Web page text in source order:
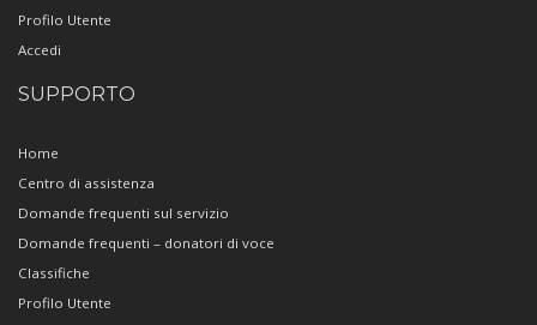
Profilo Utente
Accedi
SUPPORTO
Home
Centro di assistenza
Domande frequenti sul servizio
Domande frequenti – donatori di voce
Classifiche
Profilo Utente